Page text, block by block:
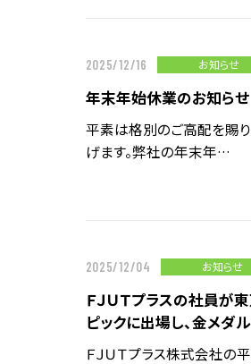
有料職業紹介に関する事項
グループ企業リンク
サイトのご利用にあたって
顧客情報の取り扱いについて
2025/12/16 お知らせ
年末年始休業のお知らせ
平素は格別のご高配を賜り
げます。弊社の年末年…
2025/12/04 お知らせ
ＦＪＵＴプラスの社員が
ピックに出場し、金メダ
ＦＪＵＴプラス株式会社の